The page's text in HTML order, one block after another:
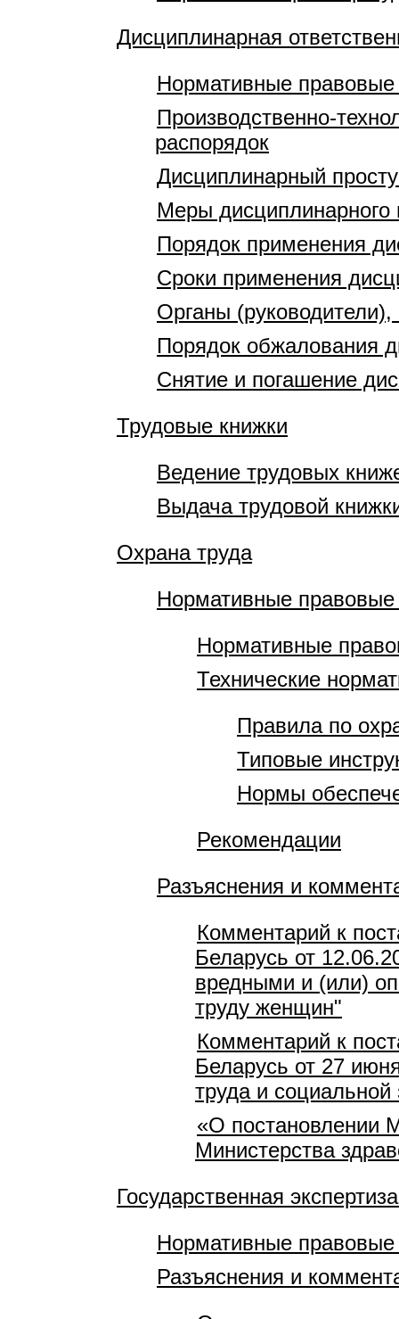
Дисциплинарная
Нормативные правовые
Производственно-
распорядок
Дисциплинарный
Меры дисциплинарного
Порядок применения
Сроки применения
Органы
Порядок обжалования
Снятие и погашение
Трудовые книжки
Ведение трудовых
Выдача трудовой
Охрана труда
Нормативные правовые
Нормативные
Технические
Правила по
Типовые
Нормы
Рекомендации
Разъяснения и
Комментарий к
Беларусь от
вредными и (или)
труду женщин"
Комментарий к
Беларусь от 27
труда и
«О постановлении
Министерства
Государственная
Нормативные правовые
Разъяснения и